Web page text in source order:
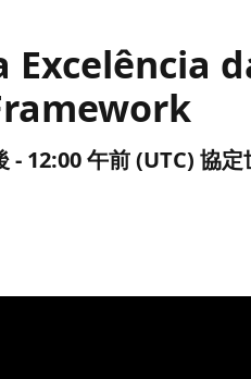
- 12:00 午前 (UTC) 協定